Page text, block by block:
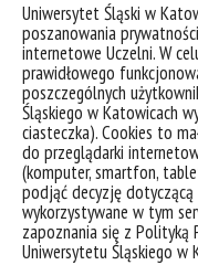
Uniwersytet Śląski w
poszanowania
internetowe Uczelni. W
prawidłowego
poszczególnych
Śląskiego w Katowicach
ciasteczka). Cookies to
do przeglądarki
(komputer, smartfon,
podjąć decyzję
wykorzystywane w tym
zapoznania się z Polityką
Uniwersytetu Śląskiego w